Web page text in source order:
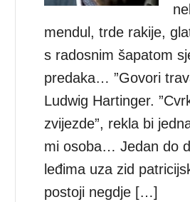
mendul, trde rakije,
s radosnim šapatom
predaka… ”Govori
Ludwig Hartinger.
zvijezde”, rekla bi
mi osoba… Jedan do
leđima uza zid
postoji negdje […]